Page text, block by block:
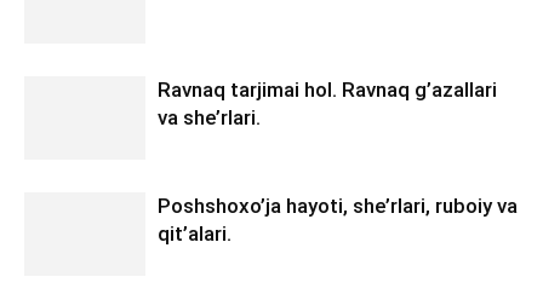
Ravnaq tarjimai hol. Ravnaq g’azallari
va she’rlari.
Poshshoxo’ja hayoti, she’rlari, ruboiy va
qit’alari.